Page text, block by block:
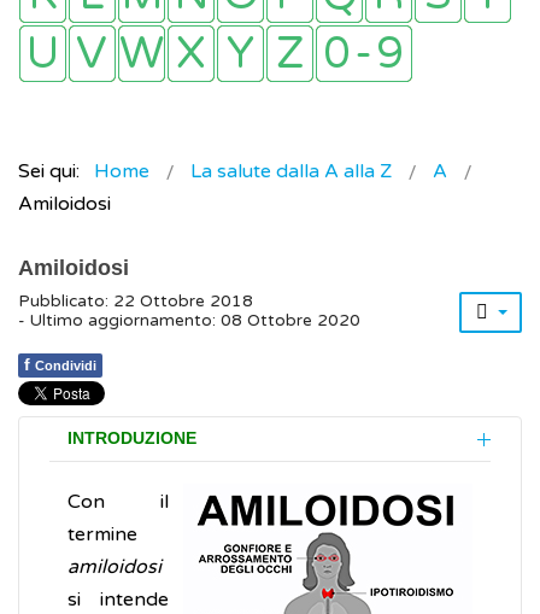
Sei qui: Home La salute dalla A alla Z
A
Amiloidosi
Amiloidosi
Pubblicato: 22 Ottobre 2018
- Ultimo aggiornamento: 08 Ottobre 2020
f Condividi
INTRODUZIONE
Con il
termine
amiloidosi
si intende